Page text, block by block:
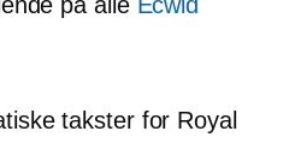
takster for Royal